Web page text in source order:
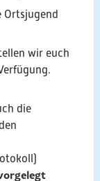
Ortsjugend
wir euch
die